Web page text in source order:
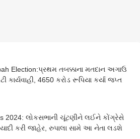
Election:પ્રથમ તબક્કાના મતદાન અગાઉ
કાર્યવાહી, 4650 કરોડ રૂપિયા કર્યા જપ્ત
2024: લોકસભાની ચૂંટણીને લઈને કોંગ્રેસે
કરી જાહેર, રુપાલા સામે આ નેતા લડશે